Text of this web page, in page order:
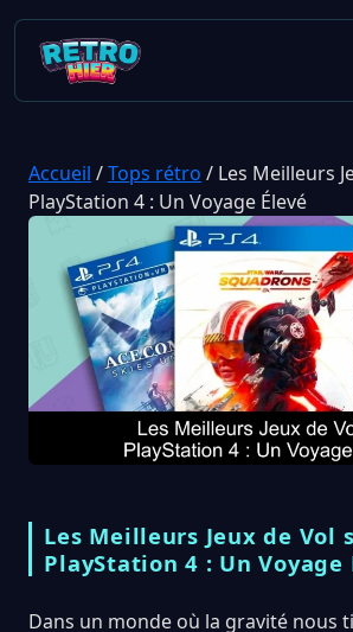
Accueil /Tops rétro / Les Meilleurs
PlayStation 4 : Un Voyage Élevé
Les Meilleurs Jeux de Vol
PlayStation 4 : Un Voyage
Dans un monde où la gravité nous